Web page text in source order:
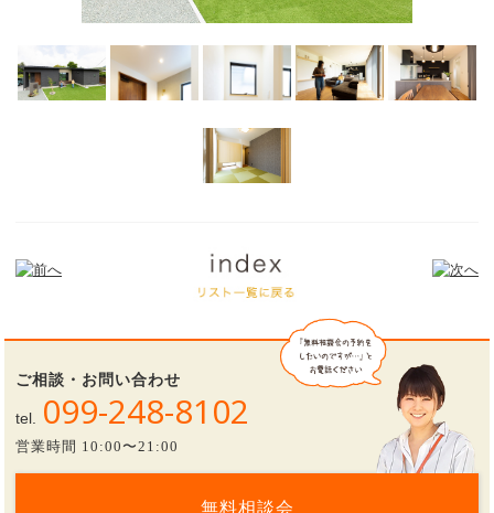
ご相談・お問い合わせ
tel. 099-248-8102
営業時間 10:00〜21:00
無料相談会